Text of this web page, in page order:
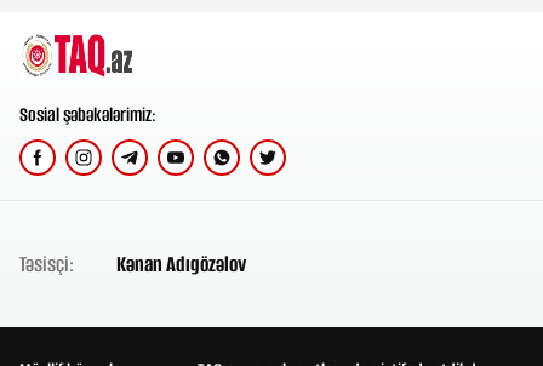
Sosial şəbəkələrimiz:
Təsisçi: Kənan Adıgözəlov